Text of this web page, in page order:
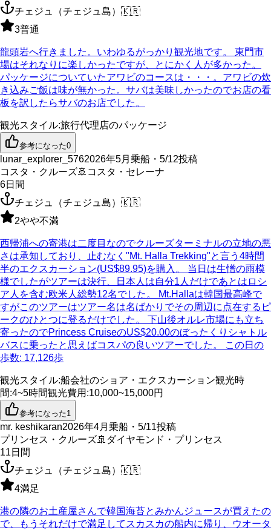
チェジュ（チェジュ島） 🇰🇷
3普通
龍頭岩へ行きました。いわゆるがっかり観光地です。 東門市
場はそれなりに楽しかったですが、とにかく人が多かった。
パッケージについていたアワビのコースは・・・。アワビの炊
き込みご飯は味が無かった。サバは美味しかったのでお店の看
板を訳したらサバのお店でした。
観光スタイル:旅行代理店のパッケージ
参考になった0
lunar_explorer_5762026年5月乗船・5/12投稿
コスタ・クルーズ🚢 コスタ・セレーナ
6日間
チェジュ（チェジュ島） 🇰🇷
2やや不満
西帰浦への寄港は二度目なのでクルーズターミナルの立地の悪
さは承知しており、止むなく"Mt. Halla Trekking"と言う4時間
半のエクスカーション(US$89.95)を購入。 当日は生憎の雨模
様でしたがツアーは決行、日本人は自分1人だけであとはロシ
ア人を含む欧米人総勢12名でした。 Mt.Hallaは韓国最高峰で
すがこのツアーはツアー名は名ばかりでその周辺に点在するピ
ークのひとつに登るだけでした。 下山後オルレ市場にも立ち
寄ったのでPrincess CruiseのUS$20.00のぼったくりシャトル
バスに乗ったと思えばコスパの良いツアーでした。 この日の
歩数: 17,126歩
観光スタイル:船会社のショア・エクスカーション観光時
間:4~5時間観光費用 :10,000~15,000円
参考になった1
mr. keshikaran2026年4月乗船・5/11投稿
プリンセス・クルーズ🚢 ダイヤモンド・プリンセス
11 日間
チェジュ（チェジュ島） 🇰🇷
4満足
港の隣のお土産屋さんで韓国海苔とみかんジュースが買えたの
で、もうそれだけで満足してスカスカの船内に帰り、ウオータ